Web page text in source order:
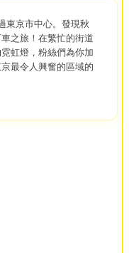
東京市中心。發現秋
之旅！在繁忙的街道
虹燈，粉絲們為你加
最令人興奮的區域的